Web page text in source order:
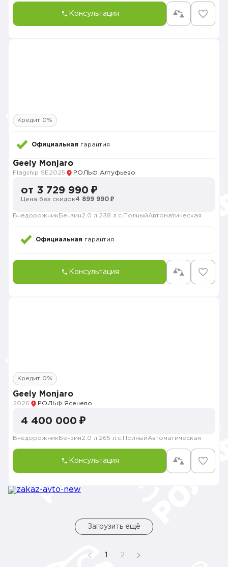
Консультация
Кредит 0%
Официальная гарантия
Geely Monjaro
Flagship SE2025 РОЛЬФ Алтуфьево
от 3 729 990 ₽
Цена без скидок4 899 990 ₽
Внедорожник Бензин2.0 л. 238 л.с. ПолныйАвтоматическая
Официальная гарантия
Консультация
Кредит 0%
Geely Monjaro
2026 РОЛЬФ Ясенево
4 400 000 ₽
Внедорожник Бензин2.0 л. 265 л.с. ПолныйАвтоматическая
Консультация
Загрузить ещё
2